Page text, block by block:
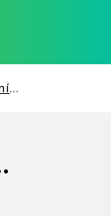
PŘIHLÁSIT SE
místě ?